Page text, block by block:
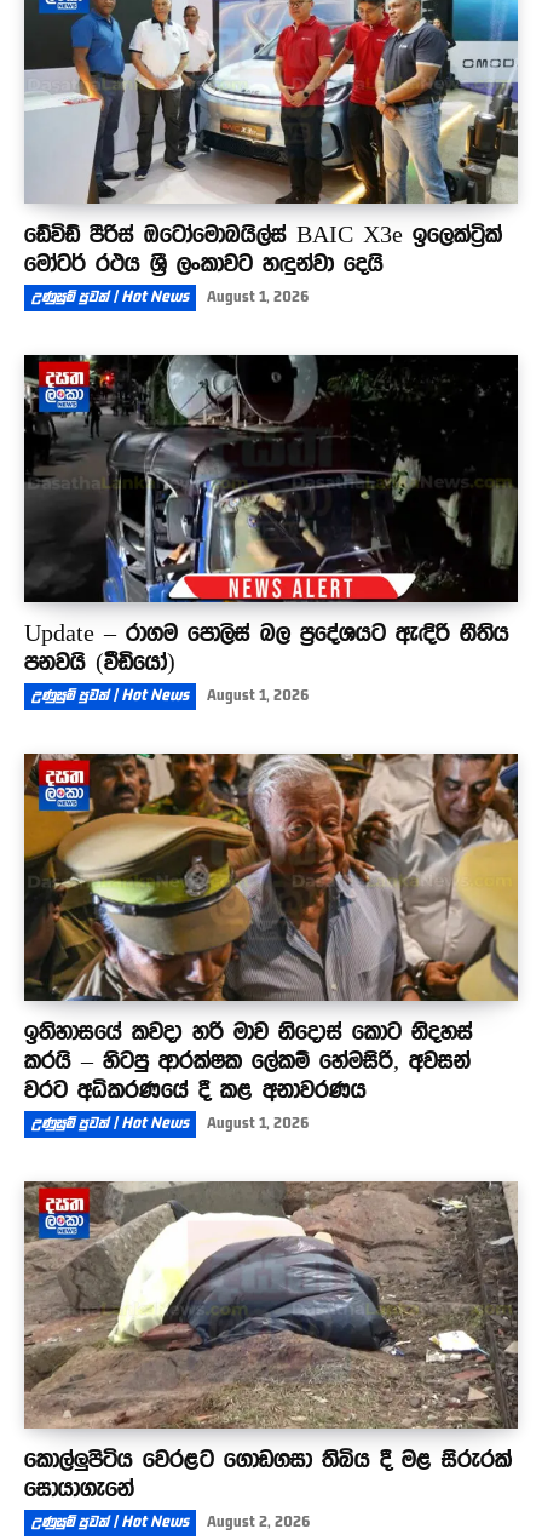
ඩේවිඩ් පීරිස් ඔටෝමොබයිල්ස් BAIC X3e ඉලෙක්ට්‍රික්
මෝටර් රථය ශ්‍රී ලංකාවට හඳුන්වා දෙයි
උණුසුම් පුවත් | Hot News August 1, 2026
Update – රාගම පොලිස් බල ප්‍රදේශයට ඇඳිරි නීතිය
පනවයි (වීඩියෝ)
උණුසුම් පුවත් | Hot News August 1, 2026
ඉතිහාසයේ කවදා හරි මාව නිදොස් කොට නිදහස්
කරයි – හිටපු ආරක්ෂක ලේකම් හේමසිරි, අවසන්
වරට අධිකරණයේ දී කළ අනාවරණය
උණුසුම් පුවත් | Hot News August 1, 2026
කොල්ලුපිටිය වෙරළට ගොඩගසා තිබිය දී මළ සිරුරක්
සොයාගැනේ
උණුසුම් පුවත් | Hot News August 2, 2026